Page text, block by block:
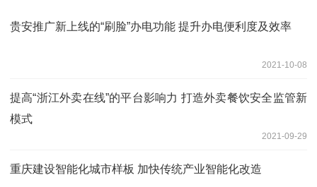
贵安推广新上线的“刷脸”办电功能 提升办电便利度及效率
2021-10-08
提高“浙江外卖在线”的平台影响力 打造外卖餐饮安全监管新
模式
2021-09-29
重庆建设智能化城市样板 加快传统产业智能化改造